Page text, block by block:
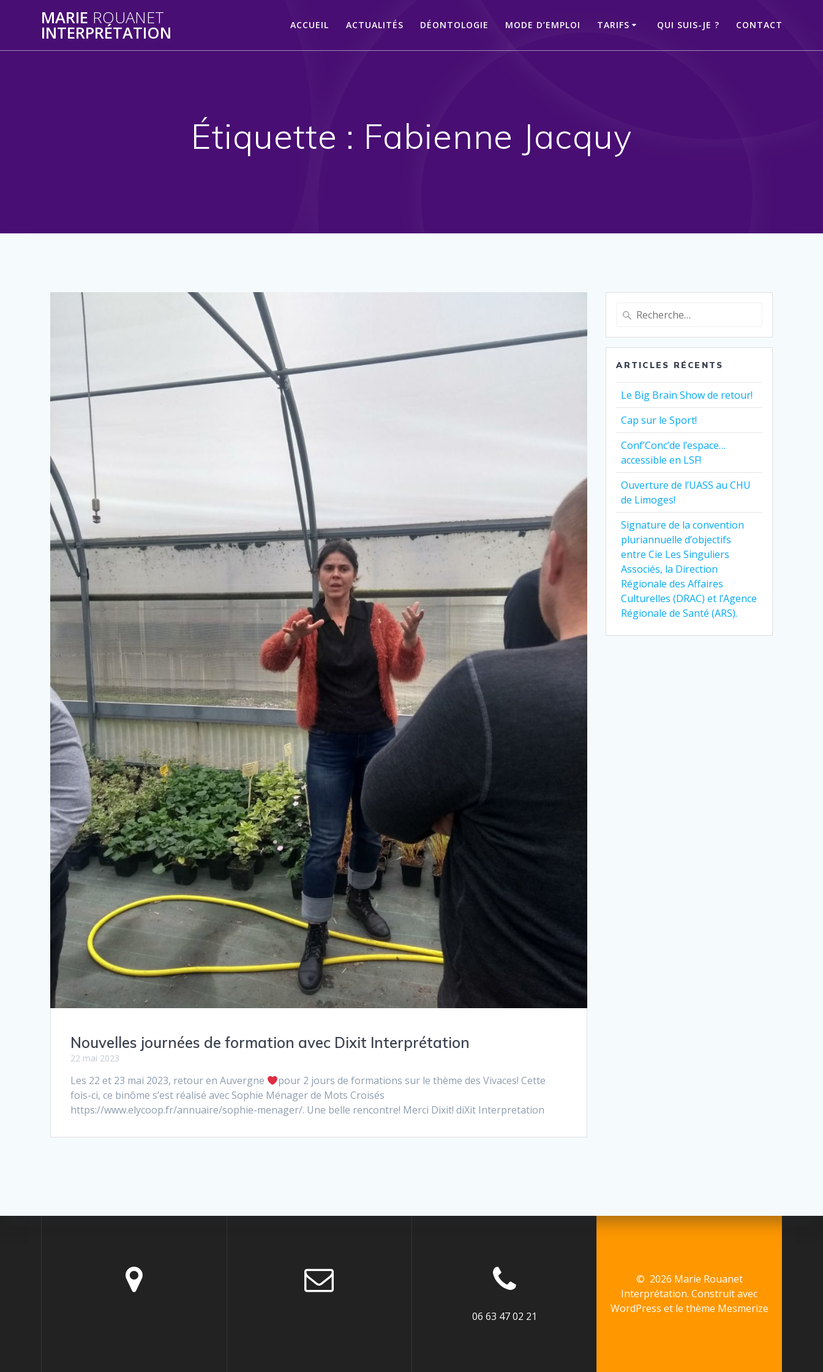
MARIE ROUANET
INTERPRÉTATION ACCUEIL ACTUALITÉS DÉONTOLOGIE MODE D’EMPLOI TARIFS QUI SUIS-JE ? CONTACT
Étiquette : Fabienne Jacquy
Nouvelles journées de formation avec Dixit Interprétation
22 mai 2023
Les 22 et 23 mai 2023, retour en Auvergne
pour 2 jours de formations sur le thème des Vivaces! Cette
fois-ci, ce binôme s’est réalisé avec Sophie Ménager de Mots Croisés
https://www.elycoop.fr/annuaire/sophie-menager/. Une belle rencontre! Merci Dixit! diXit Interpretation
Recherche
:
ARTICLES RÉCENTS
Le Big Brain Show de retour!
Cap sur le Sport!
Conf’Conc’de l’espace…
accessible en LSF!
Ouverture de l’UASS au CHU
de Limoges!
Signature de la convention
pluriannuelle d’objectifs
entre Cie Les Singuliers
Associés, la Direction
Régionale des Affaires
Culturelles (DRAC) et l’Agence
Régionale de Santé (ARS).
06 63 47 02 21
© 2026 Marie Rouanet
Interprétation. Construit avec
WordPress et le thème Mesmerize